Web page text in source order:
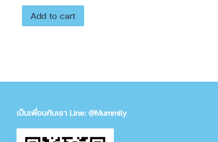
Add to cart
เป็นเพื่อนกับเรา Line: @Mummily